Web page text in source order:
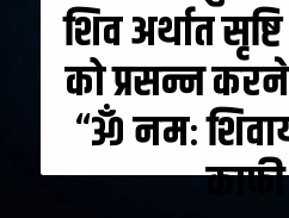
शिव अर्थात
को प्रसन्न
“ॐ नमः